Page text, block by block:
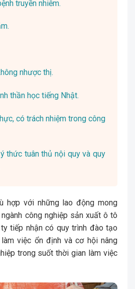
truyền nhiễm.
nhược thị.
thần học tiếng Nhật.
có trách nhiệm trong công
thức tuân thủ nội quy và quy
hợp với những lao động mong
công nghiệp sản xuất ô tô
tiếp nhận có quy trình đào tạo
việc ổn định và cơ hội nâng
trong suốt thời gian làm việc